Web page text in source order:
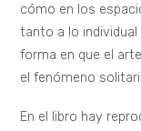
cómo en los
tanto a lo
forma en que el
el fenómeno
En el libro hay